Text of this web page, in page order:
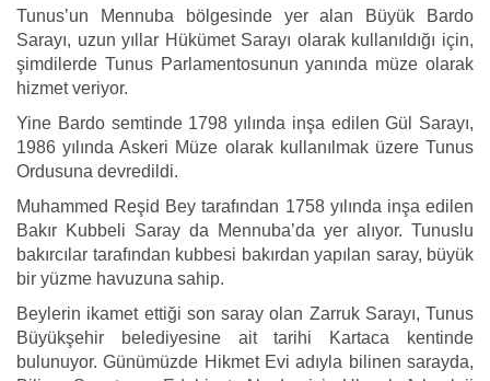
Tunus’un Mennuba bölgesinde yer alan Büyük Bardo
Sarayı, uzun yıllar Hükümet Sarayı olarak kullanıldığı için,
şimdilerde Tunus Parlamentosunun yanında müze olarak
hizmet veriyor.
Yine Bardo semtinde 1798 yılında inşa edilen Gül Sarayı,
1986 yılında Askeri Müze olarak kullanılmak üzere Tunus
Ordusuna devredildi.
Muhammed Reşid Bey tarafından 1758 yılında inşa edilen
Bakır Kubbeli Saray da Mennuba’da yer alıyor. Tunuslu
bakırcılar tarafından kubbesi bakırdan yapılan saray, büyük
bir yüzme havuzuna sahip.
Beylerin ikamet ettiği son saray olan Zarruk Sarayı, Tunus
Büyükşehir belediyesine ait tarihi Kartaca kentinde
bulunuyor. Günümüzde Hikmet Evi adıyla bilinen sarayda,